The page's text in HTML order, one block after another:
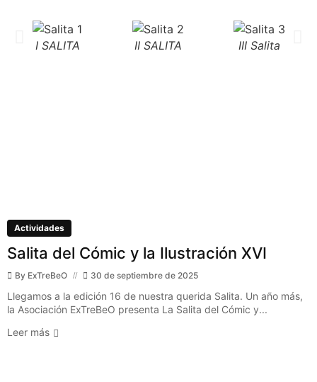
I SALITA II SALITA III Salita
Actividades
Salita del Cómic y la Ilustración XVI
By ExTreBeO 30 de septiembre de 2025
Llegamos a la edición 16 de nuestra querida Salita. Un año más,
la Asociación ExTreBeO presenta La Salita del Cómic y...
Leer más